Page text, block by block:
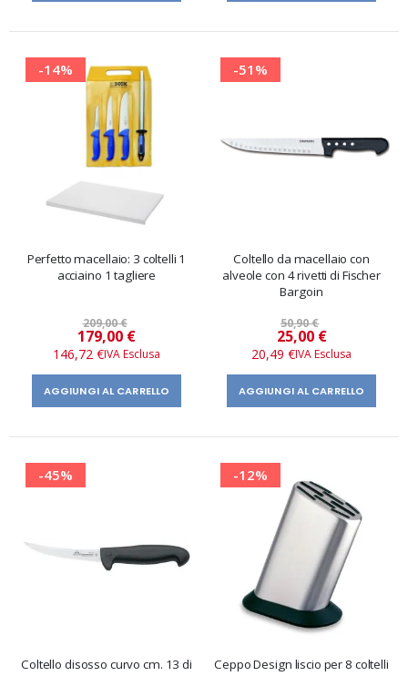
-14%
Perfetto macellaio: 3 coltelli 1
acciaino 1 tagliere
209,00 €
Prezzo
speciale
179,00 €
146,72 €
AGGIUNGI AL CARRELLO
-51%
Coltello da macellaio con
alveole con 4 rivetti di Fischer
Bargoin
50,90 €
Prezzo
speciale
25,00 €
20,49 €
AGGIUNGI AL CARRELLO
-45%
Coltello disosso curvo cm. 13 di
-12%
Ceppo Design liscio per 8 coltelli